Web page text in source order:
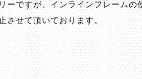
ーですが、インラインフレームの
させて頂いております。